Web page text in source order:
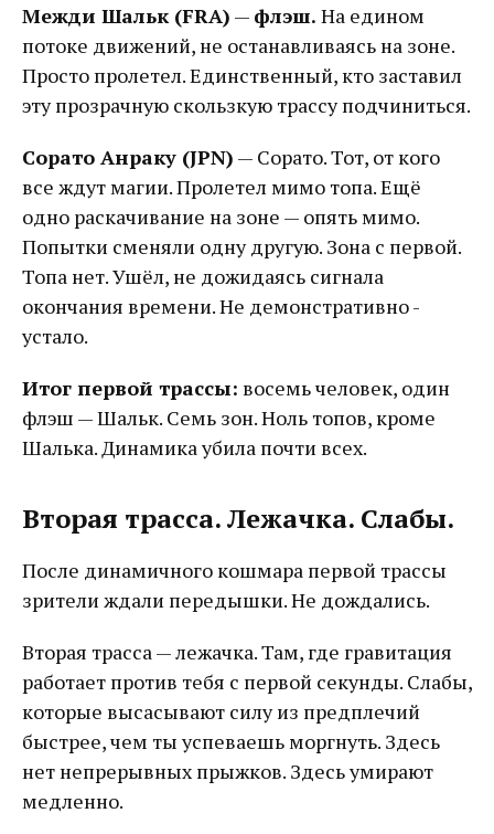
Межди Шальк (FRA) — флэш. На едином
потоке движений, не останавливаясь на зоне.
Просто пролетел. Единственный, кто заставил
эту прозрачную скользкую трассу подчиниться.
Сорато Анраку (JPN) — Сорато. Тот, от кого
все ждут магии. Пролетел мимо топа. Ещё
одно раскачивание на зоне — опять мимо.
Попытки сменяли одну другую. Зона с первой.
Топа нет. Ушёл, не дожидаясь сигнала
окончания времени. Не демонстративно -
устало.
Итог первой трассы: восемь человек, один
флэш — Шальк. Семь зон. Ноль топов, кроме
Шалька. Динамика убила почти всех.
Вторая трасса. Лежачка. Слабы.
После динамичного кошмара первой трассы
зрители ждали передышки. Не дождались.
Вторая трасса — лежачка. Там, где гравитация
работает против тебя с первой секунды. Слабы,
которые высасывают силу из предплечий
быстрее, чем ты успеваешь моргнуть. Здесь
нет непрерывных прыжков. Здесь умирают
медленно.